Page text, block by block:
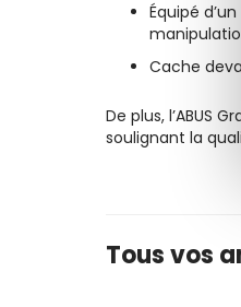
Équipé d’un
Cache
De plus, l’ABUS
soulignant la
Tous vos